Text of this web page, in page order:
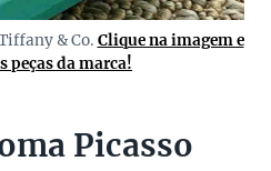
& Co. Clique na imagem e
peças da marca!
Picasso